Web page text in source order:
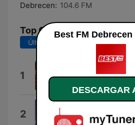
Debrecen: 104.6 FM
Top Canciones
Últimos 7 días Últimos 30
1
2 Robertino
Best FM
DESCARGAR